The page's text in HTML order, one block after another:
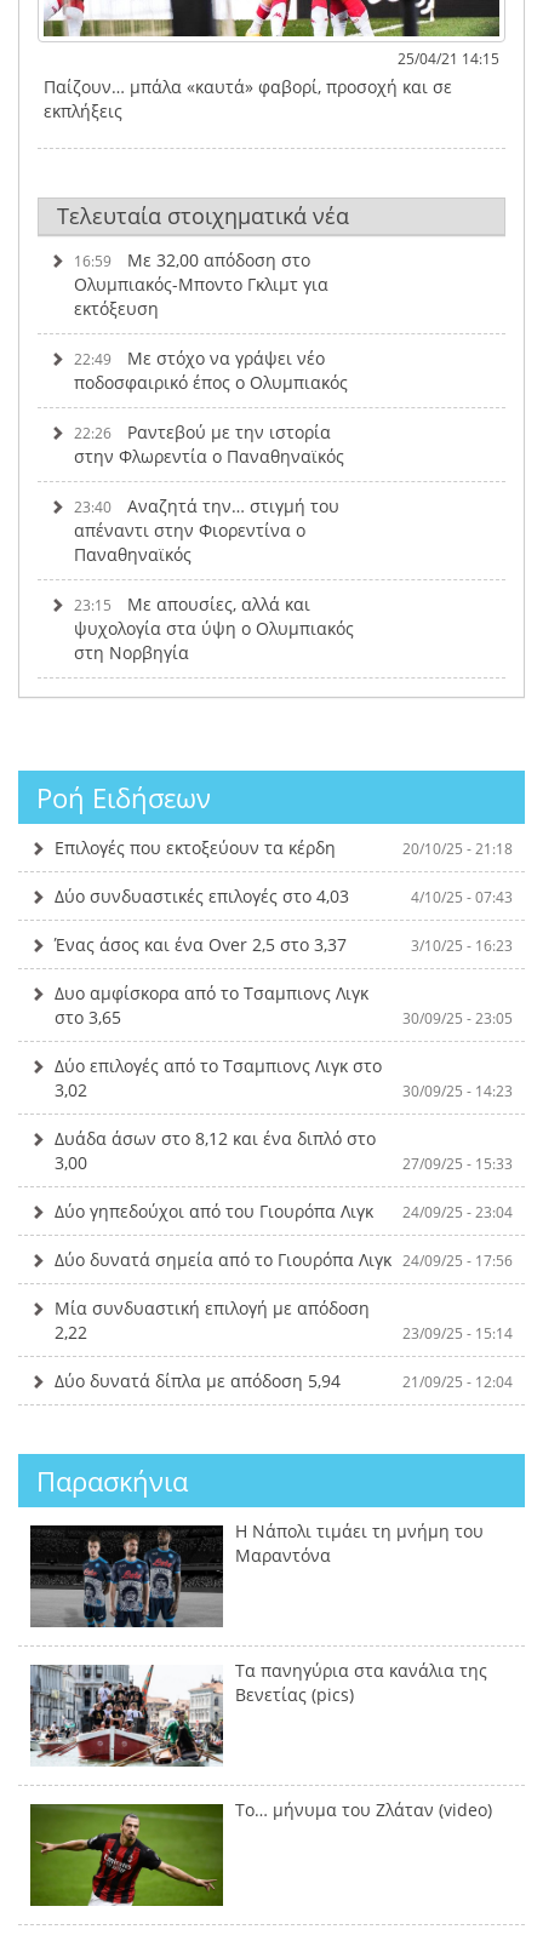
25/04/21 14:15
Παίζουν… μπάλα «καυτά» φαβορί, προσοχή και σε
εκπλήξεις
Τελευταία στοιχηματικά νέα
16:59
Με 32,00 απόδοση στο
Ολυμπιακός-Μποντο Γκλιμτ για
εκτόξευση
22:49
Με στόχο να γράψει νέο
ποδοσφαιρικό έπος ο Ολυμπιακός
22:26
Ραντεβού με την ιστορία
στην Φλωρεντία ο Παναθηναϊκός
23:40
Αναζητά την… στιγμή του
απέναντι στην Φιορεντίνα ο
Παναθηναϊκός
23:15
Με απουσίες, αλλά και
ψυχολογία στα ύψη ο Ολυμπιακός
στη Νορβηγία
Ροή Ειδήσεων
Επιλογές που εκτοξεύουν τα κέρδη 20/10/25 - 21:18
Δύο συνδυαστικές επιλογές στο 4,03 4/10/25 - 07:43
Ένας άσος και ένα Over 2,5 στο 3,37 3/10/25 - 16:23
Δυο αμφίσκορα από το Τσαμπιονς Λιγκ
στο 3,65
30/09/25 - 23:05
Δύο επιλογές από το Τσαμπιονς Λιγκ στο
3,02
30/09/25 - 14:23
Δυάδα άσων στο 8,12 και ένα διπλό στο
3,00
27/09/25 - 15:33
Δύο γηπεδούχοι από του Γιουρόπα Λιγκ 24/09/25 - 23:04
Δύο δυνατά σημεία από το Γιουρόπα Λιγκ 24/09/25 - 17:56
Μία συνδυαστική επιλογή με απόδοση
2,22
23/09/25 - 15:14
Δύο δυνατά δίπλα με απόδοση 5,94 21/09/25 - 12:04
Παρασκήνια
Η Νάπολι τιμάει τη μνήμη του
Μαραντόνα
Τα πανηγύρια στα κανάλια της
Βενετίας (pics)
Το… μήνυμα του Ζλάταν (video)